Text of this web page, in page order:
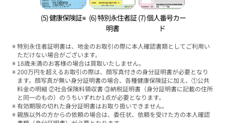
(5) 健康保険証※ (6) 特別永住者証
明書
(7) 個人番号カー
ド
特別永住者証明書は、地金のお取引の際に本人確認書類としてご利用い
ただけない場合がございます。
18歳未満のお客様の場合は買取いたしません。
200万円を超えるお取引の際は、顔写真付きの身分証明書が必要となり
ます。顔写真が無い身分証明書の場合、各種健康保険証に加え、①公共
料金の明細 ②社会保険料領収書 ③納税証明書（身分証明書に記載の住所
と同一のもの）のうちいずれか1点が必要となります。
有効期限の切れた身分証明書はお取り扱いできません。
親族以外の方からの依頼の場合は、委任状、依頼を受けた方の本人確認